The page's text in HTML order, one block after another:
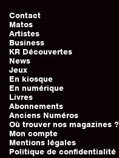
Contact
Matos
Artistes
Business
KR Découvertes
News
Jeux
En kiosque
En numérique
Livres
Abonnements
Anciens Numéros
Où trouver nos magazines ?
Mon compte
Mentions légales
Politique de confidentialité